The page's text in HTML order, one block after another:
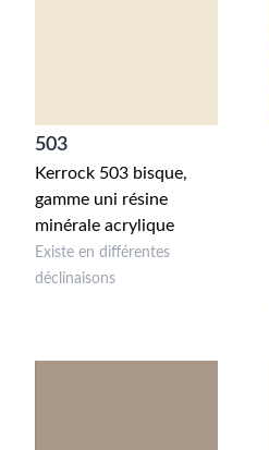
503
Kerrock 503 bisque,
gamme uni résine
minérale acrylique
Existe en différentes
déclinaisons